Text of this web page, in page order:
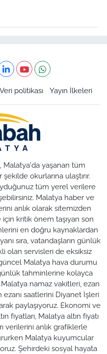
Veri politikası Yayın İlkeleri
Malatya'da yaşanan tüm
okurlarına ulaştırır.
tüm yerel verilere
Malatya haber ve
anlık olarak sitemizden
kritik önem taşıyan son
en doğru kaynaklardan
sıra, vatandaşların günlük
olan servisleri de eksiksiz
Malatya hava durumu
tahminlerine kolayca
Malatya namaz vakitleri, ezan
saatlerini Diyanet İşleri
paylaşıyoruz. Ekonomi ve
fiyatları, Malatya altın fiyatı
verilerini anlık grafiklerle
Malatya kuyumcular
Şehirdeki sosyal hayata